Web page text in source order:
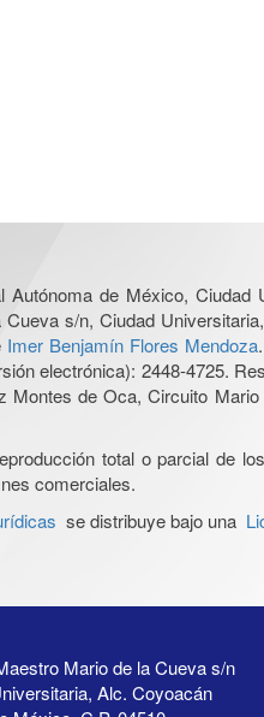
de México, Ciudad
s/n, Ciudad
Imer Benjamín Flores Mendoza
electrónica): 2448-4725.
Montes de Oca, Circuito
total o parcial de
comerciales.
se distribuye bajo una
Mario de la Cueva s/n
Alc. Coyoacán